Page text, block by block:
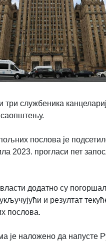
три службеника
послова је
2023. прогласи пет
додатно су
и резултат
послова.
је наложено да напусте